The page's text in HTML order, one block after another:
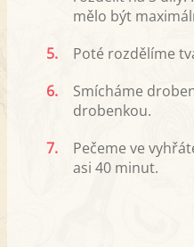
mělo být
5.
Poté rozdělíme
6.
Smícháme
drobenkou.
7.
Pečeme ve
asi 40 minut.